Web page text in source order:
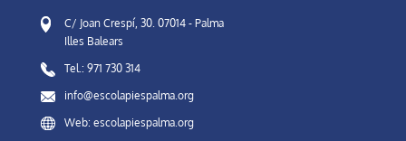
C/ Joan Crespí, 30. 07014 - Palma
Illes Balears
Tel.: 971 730 314
info@escolapiespalma.org
Web: escolapiespalma.org